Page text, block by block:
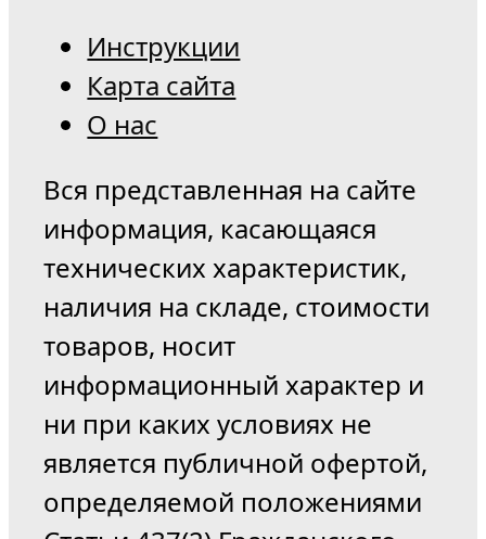
Инструкции
Карта сайта
О нас
Вся представленная на сайте
информация, касающаяся
технических характеристик,
наличия на складе, стоимости
товаров, носит
информационный характер и
ни при каких условиях не
является публичной офертой,
определяемой положениями